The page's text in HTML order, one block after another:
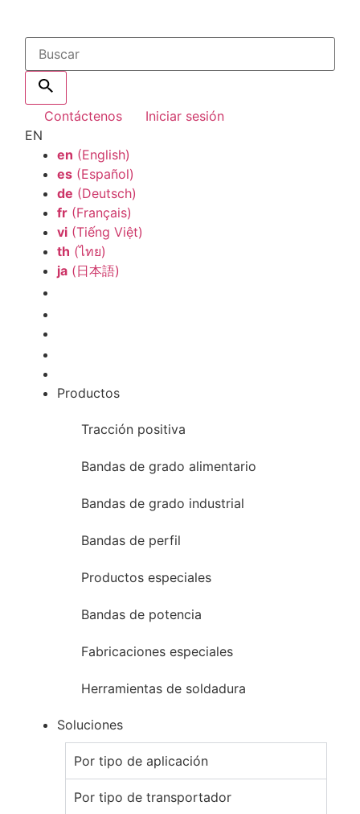
Contáctenos
Iniciar sesión
EN
en (English)
es (Español)
de (Deutsch)
fr (Français)
vi (Tiếng Việt)
th (ไทย)
ja (日本語)
Productos
Tracción positiva
Bandas de grado alimentario
Bandas de grado industrial
Bandas de perfil
Productos especiales
Bandas de potencia
Fabricaciones especiales
Herramientas de soldadura
Soluciones
Por tipo de aplicación
Por tipo de transportador